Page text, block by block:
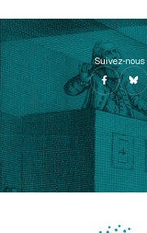
Suivez-nous